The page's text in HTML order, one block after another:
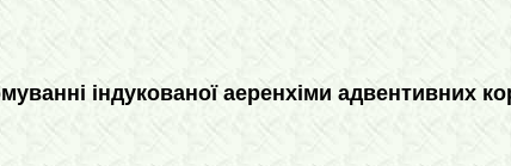
індукованої аеренхіми адвентивних